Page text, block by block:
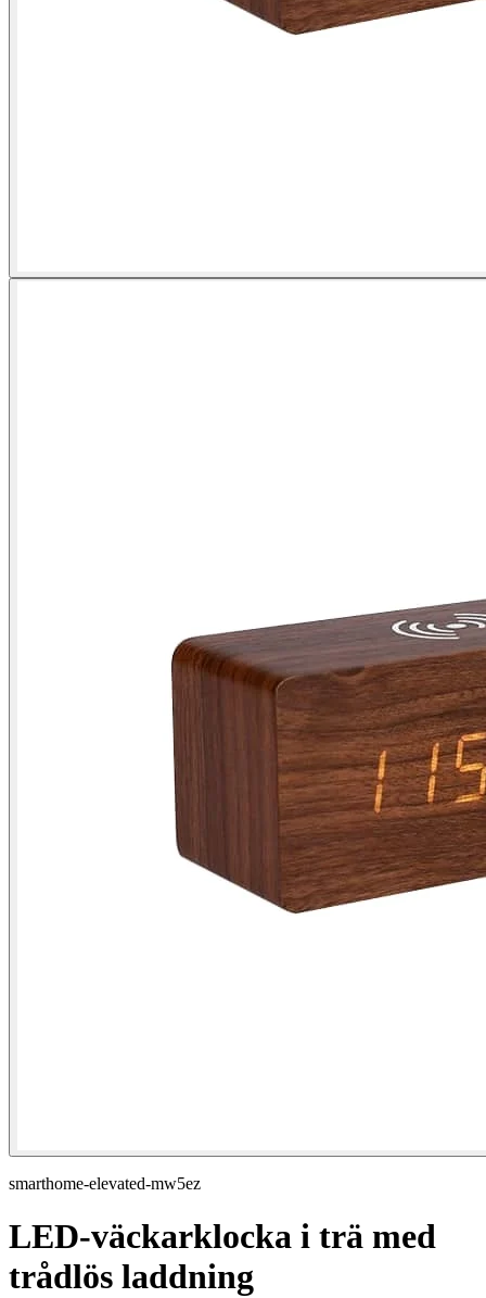
smarthome-elevated-mw5ez
LED-väckarklocka i trä med
trådlös laddning